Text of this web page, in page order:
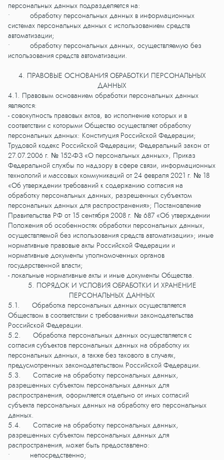
персональных данных подразделяется на:
• обработку персональных данных в информационных
системах персональных данных с использованием средств
автоматизации;
• обработку персональных данных, осуществляемую без
использования средств автоматизации.
4. ПРАВОВЫЕ ОСНОВАНИЯ ОБРАБОТКИ ПЕРСОНАЛЬНЫХ
ДАННЫХ
4.1. Правовым основанием обработки персональных данных
являются:
- совокупность правовых актов, во исполнение которых и в
соответствии с которыми Общество осуществляет обработку
персональных данных: Конституция Российской Федерации;
Трудовой кодекс Российской Федерации; Федеральный закон от
27.07.2006 г. № 152-ФЗ «О персональных данных», Приказ
Федеральной службы по надзору в сфере связи, информационных
технологий и массовых коммуникаций от 24 февраля 2021 г. № 18
«Об утверждении требований к содержанию согласия на
обработку персональных данных, разрешенных субъектом
персональных данных для распространения»; Постановление
Правительства РФ от 15 сентября 2008 г. № 687 «Об утверждении
Положения об особенностях обработки персональных данных,
осуществляемой без использования средств автоматизации»; иные
нормативные правовые акты Российской Федерации и
нормативные документы уполномоченных органов
государственной власти;
- локальные нормативные акты и иные документы Общества.
5. ПОРЯДОК И УСЛОВИЯ ОБРАБОТКИ И ХРАНЕНИЕ
ПЕРСОНАЛЬНЫХ ДАННЫХ
5.1. Обработка персональных данных осуществляется
Обществом в соответствии с требованиями законодательства
Российской Федерации.
5.2. Обработка персональных данных осуществляется с
согласия субъектов персональных данных на обработку их
персональных данных, а также без такового в случаях,
предусмотренных законодательством Российской Федерации.
5.3. Согласие на обработку персональных данных,
разрешенных субъектом персональных данных для
распространения, оформляется отдельно от иных согласий
субъекта персональных данных на обработку его персональных
данных.
5.4. Согласие на обработку персональных данных,
разрешенных субъектом персональных данных для
распространения, может быть предоставлено:
• непосредственно;